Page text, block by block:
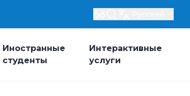
Иностранные
студенты
Интерактивные
услуги